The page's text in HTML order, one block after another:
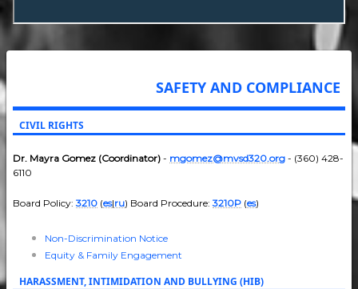
SAFETY AND COMPLIANCE
CIVIL RIGHTS
Dr. Mayra Gomez (Coordinator) - mgomez@mvsd320.org - (360) 428-
6110
Board Policy:3210 (es|ru) Board Procedure:3210P (es)
Non-Discrimination Notice
Equity & Family Engagement
HARASSMENT, INTIMIDATION AND BULLYING (HIB)